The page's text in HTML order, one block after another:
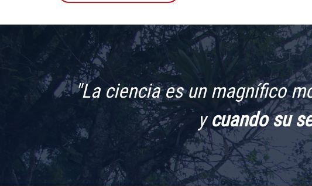
"La ciencia es un magnífico
ycuando su